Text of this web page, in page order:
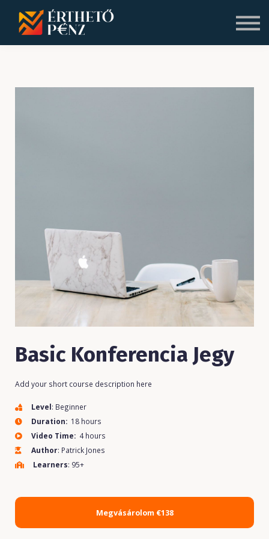
Regisztráció
Basic Konferencia Jegy
Add your short course description here
Level: Beginner
Duration: 18 hours
Video Time: 4 hours
Author: Patrick Jones
Learners: 95+
Megvásárolom €138